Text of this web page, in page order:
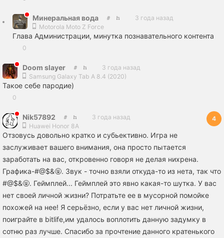
Минеральная вода
3 года назад
Motorola Moto Z Force
Глава Администрации, минутка познавательного контента
0
Doom slayer
3 года назад
Samsung Galaxy Tab A 8.4 (2020)
Такое себе пародие)
0
Nik57892
3 года назад
Huawei Honor 8A
4
Отзовусь довольно кратко и субьективно. Игра не
заслуживает вашего внимания, она просто пытается
заработать на вас, откровенно говоря не делая нихрена.
Графика-#@$&🤬. Звук - точно взяли откуда-то из нета, так что
#@$&🤬. Геймплей... Геймплей это явно какая-то шутка. У вас
нет своей личной жизни? Потратьте ее в мусорной помойке
похожей на нее! Я серьёзно, если у вас нет личной жизни,
поиграйте в bitlife,им удалось воплотить данную задумку в
сотню раз лучше. Спасибо за прочтение данного кратенького